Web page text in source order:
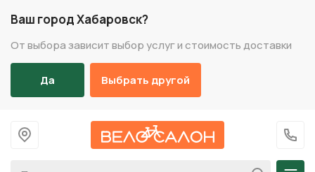
Ваш город Хабаровск?
От выбора зависит выбор услуг и стоимость доставки
Да Выбрать другой
На главную
+7